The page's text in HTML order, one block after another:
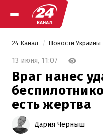
24 Канал Новости Украины
13 июня, 11:07
Враг нанес
есть жертва
Дария Черныш